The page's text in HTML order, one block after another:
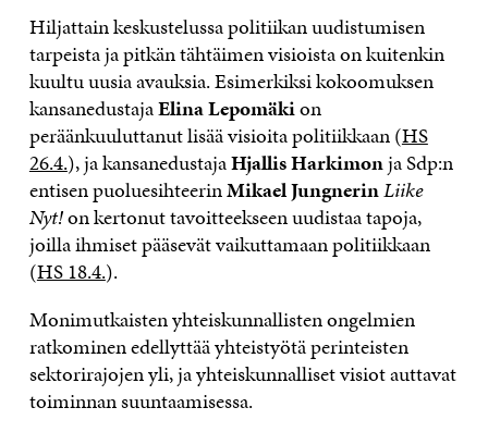
Hiljattain keskustelussa politiikan uudistumisen
tarpeista ja pitkän tähtäimen visioista on kuitenkin
kuultu uusia avauksia. Esimerkiksi kokoomuksen
kansanedustajaElina Lepomäkion
peräänkuuluttanut lisää visioita politiikkaan (HS
26.4.), ja kansanedustajaHjallis Harkimonja Sdp:n
entisen puoluesihteerinMikael JungnerinLiike
Nyt!on kertonut tavoitteekseen uudistaa tapoja,
joilla ihmiset pääsevät vaikuttamaan politiikkaan
(HS 18.4.).
Monimutkaisten yhteiskunnallisten ongelmien
ratkominen edellyttää yhteistyötä perinteisten
sektorirajojen yli, ja yhteiskunnalliset visiot auttavat
toiminnan suuntaamisessa.